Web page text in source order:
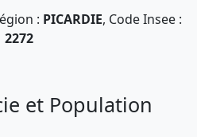
: PICARDIE, Code Insee :
2272
et Population